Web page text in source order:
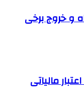
و خروج برخی
مالیاتی